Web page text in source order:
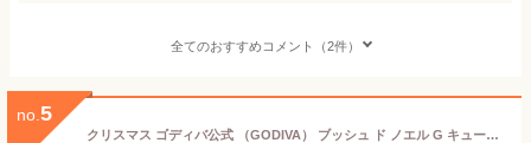
全てのおすすめコメント（2件）
no. 5
クリスマス ゴディバ公式 （GODIVA） ブッシュ ド ノエル G キューブ オーナメント（2粒入） チョコレート - 冬ギフト お歳暮